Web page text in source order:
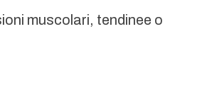
muscolari, tendinee o